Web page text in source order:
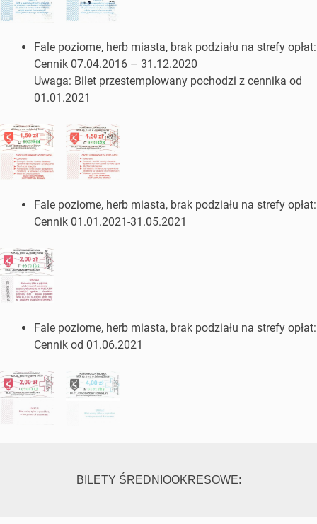
Fale poziome, herb miasta, brak podziału na strefy opłat:
Cennik 07.04.2016 – 31.12.2020
Uwaga: Bilet przestemplowany pochodzi z cennika od
01.01.2021
Fale poziome, herb miasta, brak podziału na strefy opłat:
Cennik 01.01.2021-31.05.2021
Fale poziome, herb miasta, brak podziału na strefy opłat:
Cennik od 01.06.2021
BILETY ŚREDNIOOKRESOWE: